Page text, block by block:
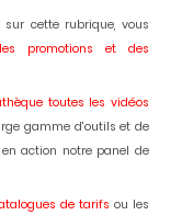
sur cette rubrique, vous
promotions et des
toutes les vidéos
gamme d'outils et de
action notre panel de
de tarifs ou les